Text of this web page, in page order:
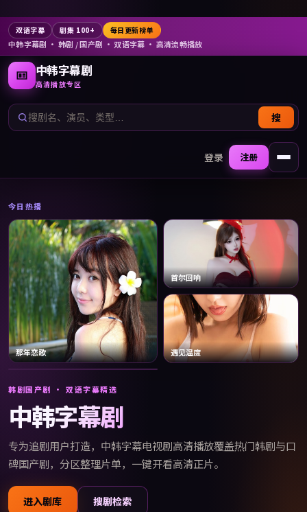
双语字幕 剧集 100+ 每日更新榜单
中韩字幕剧 · 韩剧 / 国产剧 · 双语字幕 · 高清流畅播放
中韩字幕剧
高清播放专区
搜
登录 注册 打
韩剧国产剧 · 双语字幕精选
中韩字幕剧
专为追剧用户打造， 中韩字幕电视剧高清播放覆盖热门韩剧与口
碑国产剧，分区整理片单，一键开看高清正片。
进入剧库 搜剧检索
今日热播
那年恋歌
首尔回响
遇见温度
江南告白